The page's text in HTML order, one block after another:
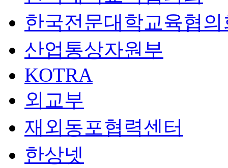
한국전문대학교육협의
산업통상자원부
KOTRA
외교부
재외동포협력센터
한상넷